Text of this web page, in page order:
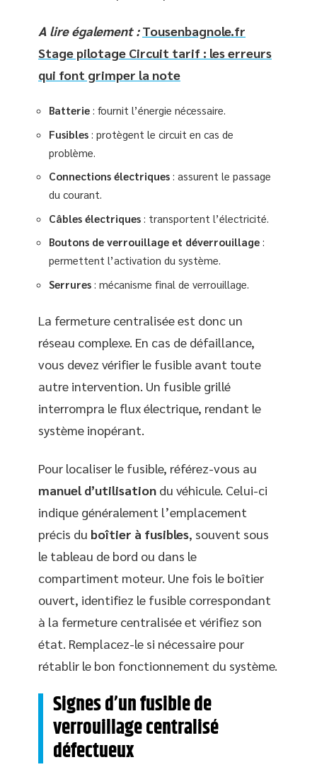
A lire également : Tousenbagnole.fr
Stage pilotage Circuit tarif : les erreurs
qui font grimper la note
Batterie : fournit l’énergie nécessaire.
Fusibles : protègent le circuit en cas de
problème.
Connections électriques : assurent le passage
du courant.
Câbles électriques : transportent l’électricité.
Boutons de verrouillage et déverrouillage :
permettent l’activation du système.
Serrures : mécanisme final de verrouillage.
La fermeture centralisée est donc un
réseau complexe. En cas de défaillance,
vous devez vérifier le fusible avant toute
autre intervention. Un fusible grillé
interrompra le flux électrique, rendant le
système inopérant.
Pour localiser le fusible, référez-vous au
manuel d’utilisation du véhicule. Celui-ci
indique généralement l’emplacement
précis du boîtier à fusibles, souvent sous
le tableau de bord ou dans le
compartiment moteur. Une fois le boîtier
ouvert, identifiez le fusible correspondant
à la fermeture centralisée et vérifiez son
état. Remplacez-le si nécessaire pour
rétablir le bon fonctionnement du système.
Signes d’un fusible de
verrouillage centralisé
défectueux